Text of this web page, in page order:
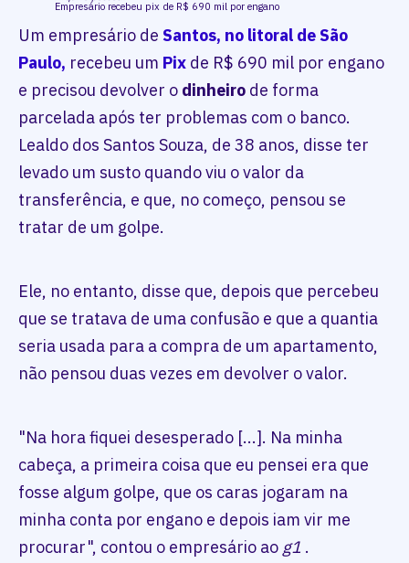
Empresário recebeu pix de R$ 690 mil por engano
Um empresário de Santos, no litoral de São
Paulo, recebeu um Pix de R$ 690 mil por engano
e precisou devolver o dinheiro de forma
parcelada após ter problemas com o banco.
Lealdo dos Santos Souza, de 38 anos, disse ter
levado um susto quando viu o valor da
transferência, e que, no começo, pensou se
tratar de um golpe.
Ele, no entanto, disse que, depois que percebeu
que se tratava de uma confusão e que a quantia
seria usada para a compra de um apartamento,
não pensou duas vezes em devolver o valor.
"Na hora fiquei desesperado [...]. Na minha
cabeça, a primeira coisa que eu pensei era que
fosse algum golpe, que os caras jogaram na
minha conta por engano e depois iam vir me
procurar", contou o empresário ao g1 .